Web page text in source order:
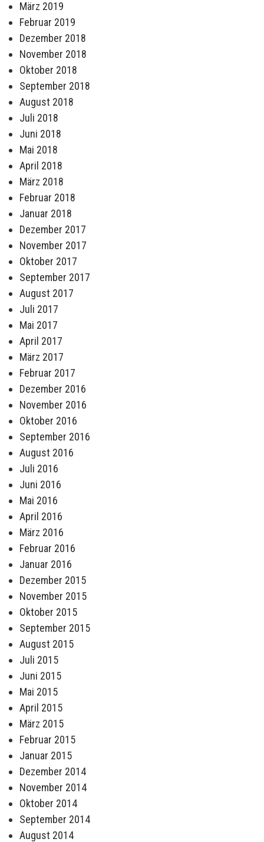
März 2019
Februar 2019
Dezember 2018
November 2018
Oktober 2018
September 2018
August 2018
Juli 2018
Juni 2018
Mai 2018
April 2018
März 2018
Februar 2018
Januar 2018
Dezember 2017
November 2017
Oktober 2017
September 2017
August 2017
Juli 2017
Mai 2017
April 2017
März 2017
Februar 2017
Dezember 2016
November 2016
Oktober 2016
September 2016
August 2016
Juli 2016
Juni 2016
Mai 2016
April 2016
März 2016
Februar 2016
Januar 2016
Dezember 2015
November 2015
Oktober 2015
September 2015
August 2015
Juli 2015
Juni 2015
Mai 2015
April 2015
März 2015
Februar 2015
Januar 2015
Dezember 2014
November 2014
Oktober 2014
September 2014
August 2014